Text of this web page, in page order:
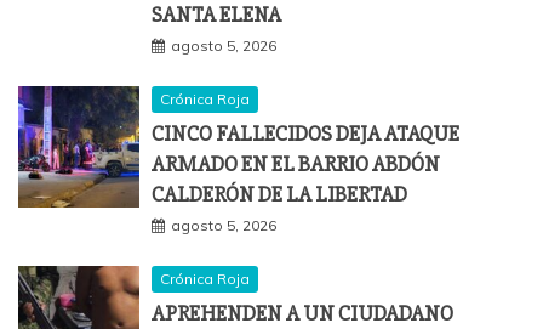
SANTA ELENA
agosto 5, 2026
Crónica Roja
CINCO FALLECIDOS DEJA ATAQUE
ARMADO EN EL BARRIO ABDÓN
CALDERÓN DE LA LIBERTAD
agosto 5, 2026
Crónica Roja
APREHENDEN A UN CIUDADANO